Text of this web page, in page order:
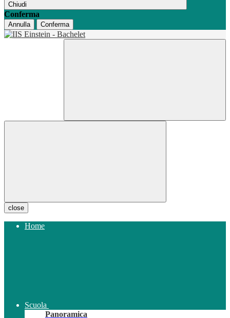
Chiudi
Conferma
Annulla Conferma
close
Home
Scuola
Panoramica